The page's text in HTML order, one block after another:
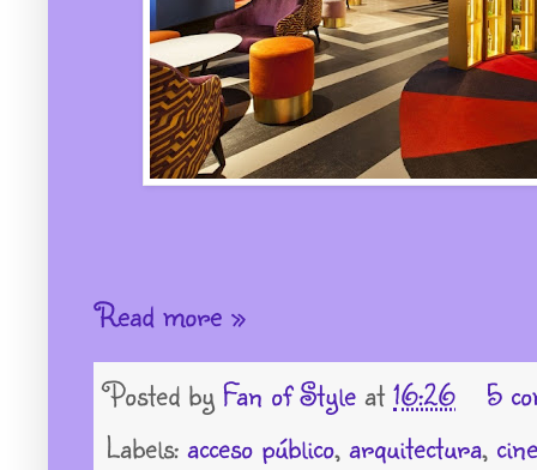
Read more »
Posted by Fan of Style at 16:26
5
Labels: acceso público, arquitectura, cine